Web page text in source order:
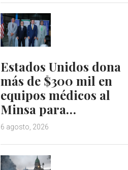
Estados Unidos dona
más de $300 mil en
equipos médicos al
Minsa para…
6 agosto, 2026